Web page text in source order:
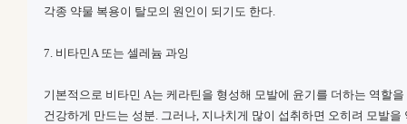
각종 약물 복용이 탈모의 원인이 되기도 한다.
7. 비타민A 또는 셀레늄 과잉
기본적으로 비타민 A는 케라틴을 형성해 모발에 윤기를 더하는 역할
건강하게 만드는 성분. 그러나, 지나치게 많이 섭취하면 오히려 모발을